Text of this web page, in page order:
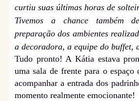
curtiu suas últimas horas de
Tivemos a chance também
preparação dos ambientes
a decoradora, a equipe do buffet,
Tudo pronto! A Kátia estava
uma sala de frente para o espaço
acompanhar a entrada dos
momento realmente emocionante!